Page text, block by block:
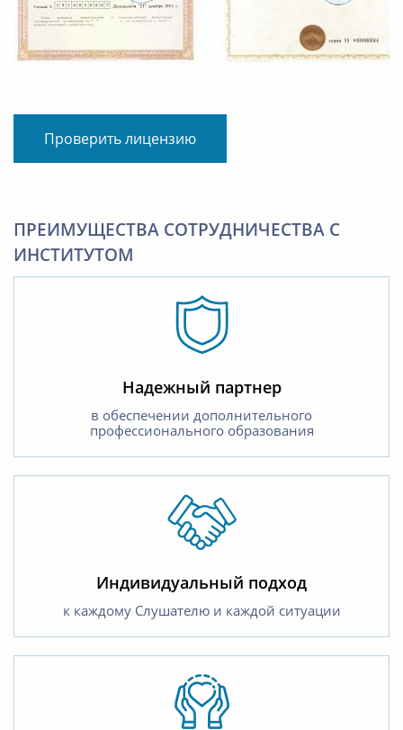
Проверить лицензию
ПРЕИМУЩЕСТВА СОТРУДНИЧЕСТВА С
ИНСТИТУТОМ
Надежный партнер
в обеспечении дополнительного
профессионального образования
Индивидуальный подход
к каждому Слушателю и каждой ситуации